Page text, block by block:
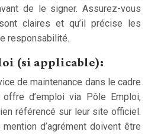
de le signer. Assurez-vous
claires et qu’il précise les
responsabilité.
(si applicable):
de maintenance dans le cadre
offre d’emploi via Pôle Emploi,
référencé sur leur site officiel.
d’agrément doivent être